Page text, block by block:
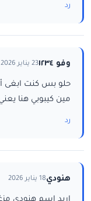
رد
وفو ١٢٣٤ 23 يناير 2026
حلو بس كنت ابغى
مين كيبوبي هنا
رد
هنودي18 يناير 2026